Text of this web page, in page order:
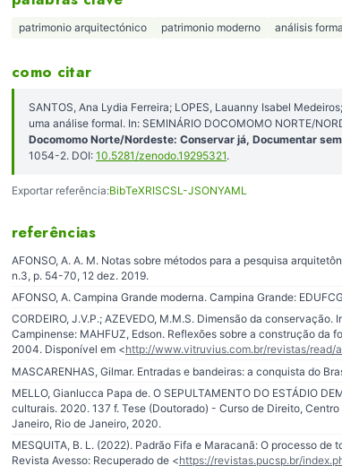
patrimonio arquitectónico patrimonio moderno análisis
como citar
SANTOS, Ana Lydia Ferreira; LOPES, Lauanny Isabel
uma análise formal. In: SEMINÁRIO DOCOMOMO NORTE/
Docomomo Norte/Nordeste: Conservar já, Documentar
1054-2. DOI: 10.5281/zenodo.19295321.
Exportar referência:BibTeXRISCSL-JSONYAML
referências
AFONSO, A. A. M. Notas sobre métodos para a pesquisa
n.3, p. 54-70, 12 dez. 2019.
AFONSO, A. Campina Grande moderna. Campina Grande:
CORDEIRO, J.V.P.; AZEVEDO, M.M.S. Dimensão da conservação.
Campinense: MAHFUZ, Edson. Reflexões sobre a construção
2004. Disponível em <http://www.vitruvius.com.br/revistas/
MASCARENHAS, Gilmar. Entradas e bandeiras: a conquista do
MELLO, Gianlucca Papa de. O SEPULTAMENTO DO ESTÁDIO
culturais. 2020. 137 f. Tese (Doutorado) - Curso de Direito,
Janeiro, Rio de Janeiro, 2020.
MESQUITA, B. L. (2022). Padrão Fifa e Maracanã: O processo
Revista Avesso: Recuperado de <https://revistas.pucsp.br/